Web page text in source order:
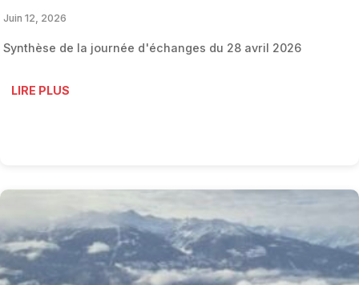
Juin 12, 2026
Synthèse de la journée d'échanges du 28 avril 2026
LIRE PLUS